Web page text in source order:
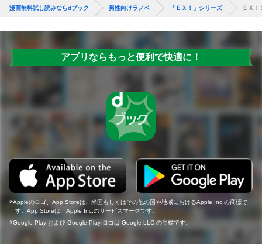
漫画無料試し読みならdブック 男性向けラノベ 「ＥＸ！」シリーズ ＥＸ！
アプリならもっと便利で快適に！
Appleのロゴ、App Storeは、米国もしくはその他の国や地域におけるApple Inc.の商標で
す。App Storeは、Apple Inc.のサービスマークです。
Google Play および Google Play ロゴは Google LLC の商標です。